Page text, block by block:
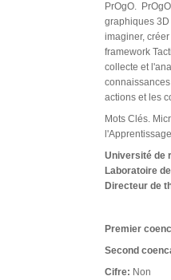
PrOgO.
graphiques
imaginer,
framework
collecte et
actions et les
Mots Clés.
Université de
Laboratoire
Directeur de
Premier
Second
Cifre: Non